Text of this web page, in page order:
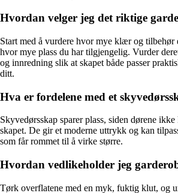
Hvordan velger jeg det riktige
Start med å vurdere hvor mye klær og tilbehør
hvor mye plass du har tilgjengelig. Vurder
og innredning slik at skapet både passer
ditt.
Hva er fordelene med et
Skyvedørsskap sparer plass, siden dørene
skapet. De gir et moderne uttrykk og kan
som får rommet til å virke større.
Hvordan vedlikeholder jeg
Tørk overflatene med en myk, fuktig klut, og